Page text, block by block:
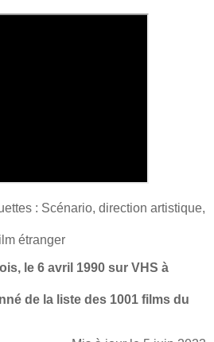
: Scénario, direction artistique,
étranger
le 6 avril 1990 sur VHS à
de la liste des 1001 films du